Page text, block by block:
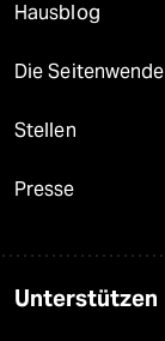
Hausblog
Die Seitenwende
Stellen
Presse
Unterstützen